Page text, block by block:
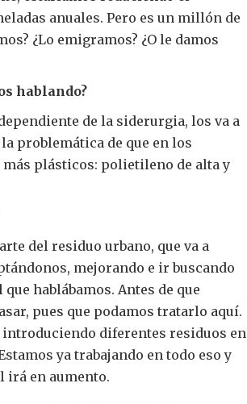
anuales. Pero es un millón de
¿Lo emigramos? ¿O le damos
hablando?
de la siderurgia, los va a
problemática de que en los
plásticos: polietileno de alta y
del residuo urbano, que va a
mejorando e ir buscando
hablábamos. Antes de que
pues que podamos tratarlo aquí.
introduciendo diferentes residuos en
ya trabajando en todo eso y
irá en aumento.